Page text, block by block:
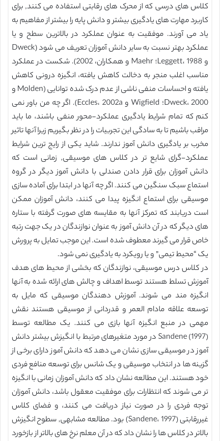
کلاس های درسی که از محرک های رقابتی استفاده می کنند, برای
کاربرد مهارت های یادگیری بیشتر و دانش پایه را بیشتر از مفاهیم به
یاد می آورند. موفقیت به عنوان عملکرد در بالاترین سطح و یا
عملکرد بهتر نسبت به سایر دانش آموزان تعریف می شود (Dweck
و Leggett، 1988؛ Maehr و همکاران، 2002). شکست در عملکرد
مناسب اغلب منجر به دخالت کاهش یافته، انگیزه درونی کاهش
یافته و احساسات منفی ناشی از عدم درک شده توانایی (Molden و
Dweck، 2000؛ Wigfield و Eccles، 2002a). اگر چه من باور نمی
کنم که تمام شرایط یادگیری عملکرد-محور منفی باشند، ما باید
مراقب باشیم تا به سادگی این تجربیات را در نظر بگیریم زیرا آنها تاثیر
مخرب بر یادگیری دانش آموز ندارند. شاید یکی از رایج ترین شرایط
عملکرد-گرای شایع تر در کلاس های موسیقی, زمانی است که
دانش آموزان برای قرار دادن صندلی با دانش آموز دیگر در گروه
استماع سبک سنگین می کنند. اگر چه آنها در ابتدا برای آماده سازی
موسیقی برای استماع انگیزه پیدا می کنند، دانش آموزان ممکن
است دریابند که تمرکز آنها به مقایسه های صورت گرفته با ستاره
های دیگر که در آن دانش آموز به عنوان نوازندگان در یک جهت رتبه
خاص قرار می گیرند معطوف شده است. این موجب تمایل به پرورش
یک “محیط تیمی” و یا رویکرد به یادگیری نمی شود.
در کلاس درس موسیقی، نوازندگان که بخشی از محیط های هدف
آموزش تسلط هستند توسط اهداف و چالش های ارائه شده به آنها
انگیزه مند می شوند. آموزش دهندگان موسیقی که مایل به
توسعه علاقه مادام العمر و قدردانی از موسیقی هستند نقش
مهمی در منبع انگیزه آنها بازی می کنند. یک مطالعه توسط
Sandene (1997) در مورد متغیرهای مرتبط با انگیزش بیشتر دانش
آموز در موسیقی سازی نشان می دهد که دانش آموز دارای برخی از
گزینه ها در انتخاب موسیقی و یک شانس برای توسعه منافع فردی
خود هستند. این مطالعه نشان داد که دانش آموزان زمانی با انگیزه
تر می شوند که انتظارات برای موفقیت معقول باشد، دانش آموزان
توجه فردی را در صورت نیاز دریافت می کنند، و فضای کلاس
غیررقابتی (Sandene، 1997) بود. مطالعه مشابهی, سطوح انگیزش
بالاتر در کلاس ها را نشان داد که در آن معلم نرخ های بالاتر از بازخورد